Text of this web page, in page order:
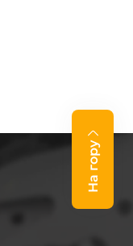
На гору